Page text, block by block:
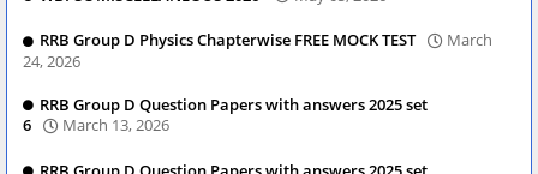
RRB Group D Physics Chapterwise FREE MOCK TEST
March
24, 2026
RRB Group D Question Papers with answers 2025 set
6
March 13, 2026